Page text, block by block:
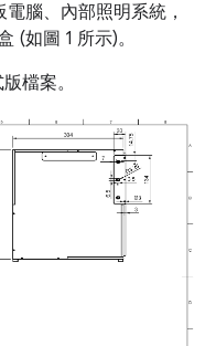
腦、內部照明系統，
(如圖 1 所示)。
檔案。